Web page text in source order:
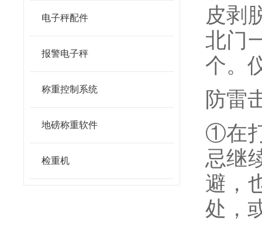
电子秤配件
报警电子秤
称重控制系统
地磅称重软件
检重机
皮剥
北门
个
防雷
①在
忌继
避，
处，